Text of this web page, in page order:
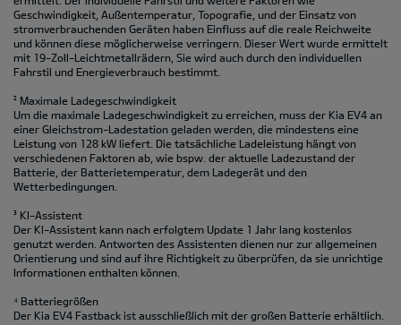
Geschwindigkeit, Außentemperatur, Topografie‚ und der Einsatz von
stromverbrauchenden Geräten haben Einfluss auf die reale Reichweite
und können diese möglicherweise verringern. Dieser Wert wurde ermittelt
mit 19-Zoll-Leichtmetallrädern, Sie wird auch durch den individuellen
Fahrstil und Energieverbrauch bestimmt.
² Maximale Ladegeschwindigkeit
Um die maximale Ladegeschwindigkeit zu erreichen, muss der Kia EV4 an
einer Gleichstrom-Ladestation geladen werden, die mindestens eine
Leistung von 128 kW liefert. Die tatsächliche Ladeleistung hängt von
verschiedenen Faktoren ab, wie bspw. der aktuelle Ladezustand der
Batterie, der Batterietemperatur, dem Ladegerät und den
Wetterbedingungen.
³ KI-Assistent
Der KI-Assistent kann nach erfolgtem Update 1 Jahr lang kostenlos
genutzt werden. Antworten des Assistenten dienen nur zur allgemeinen
Orientierung und sind auf ihre Richtigkeit zu überprüfen, da sie unrichtige
Informationen enthalten können.
⁴ Batteriegrößen
Der Kia EV4 Fastback ist ausschließlich mit der großen Batterie erhältlich.